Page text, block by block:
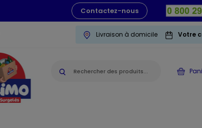
Contactez-nous
Livraison à domicile Votre